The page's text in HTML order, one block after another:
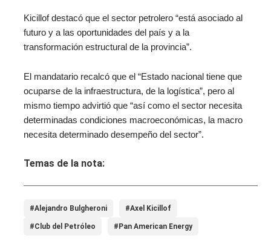
Kicillof destacó que el sector petrolero “está asociado al
futuro y a las oportunidades del país y a la
transformación estructural de la provincia”.
El mandatario recalcó que el “Estado nacional tiene que
ocuparse de la infraestructura, de la logística”, pero al
mismo tiempo advirtió que “así como el sector necesita
determinadas condiciones macroeconómicas, la macro
necesita determinado desempeño del sector”.
Temas de la nota:
#Alejandro Bulgheroni #Axel Kicillof
#Club del Petróleo #Pan American Energy